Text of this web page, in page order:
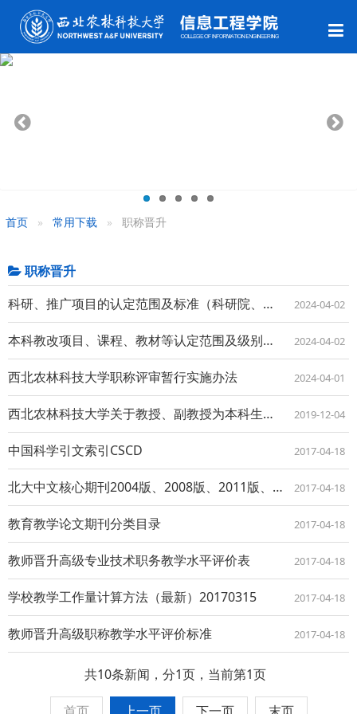
首页 常用下载 职称晋升
职称晋升
科研、推广项目的认定范围及标准（科研院、新农村发展研究院提供）
2024-04-02
本科教改项目、课程、教材等认定范围及级别（教务处提供） 2024-04-02
西北农林科技大学职称评审暂行实施办法 2024-04-01
西北农林科技大学关于教授、副教授为本科生授课的规定（试行）发文 2019-12-04
中国科学引文索引CSCD 2017-04-18
北大中文核心期刊2004版、2008版、2011版、2014版 2017-04-18
教育教学论文期刊分类目录 2017-04-18
教师晋升高级专业技术职务教学水平评价表 2017-04-18
学校教学工作量计算方法（最新）20170315 2017-04-18
教师晋升高级职称教学水平评价标准 2017-04-18
共10条新闻，分1页，当前第1页